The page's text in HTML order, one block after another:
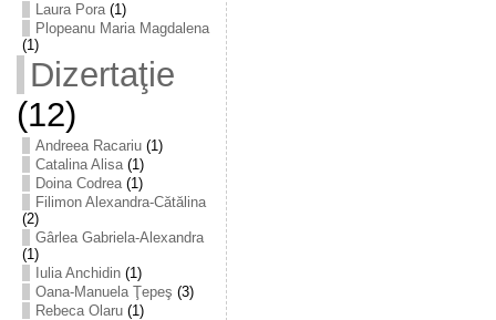
Laura Pora(1)
Plopeanu Maria Magdalena
(1)
Dizertaţie
(12)
Andreea Racariu(1)
Catalina Alisa(1)
Doina Codrea(1)
Filimon Alexandra-Cătălina
(2)
Gârlea Gabriela-Alexandra
(1)
Iulia Anchidin(1)
Oana-Manuela Ţepeş (3)
Rebeca Olaru(1)